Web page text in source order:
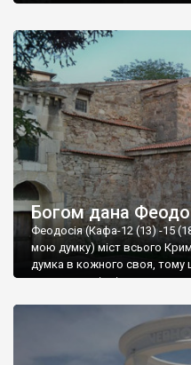
Богом дана
Феодосія (Кафа-12 (13) -15
мою думку) міст всього
думка в кожного своя, тому
запрошую відвідати це